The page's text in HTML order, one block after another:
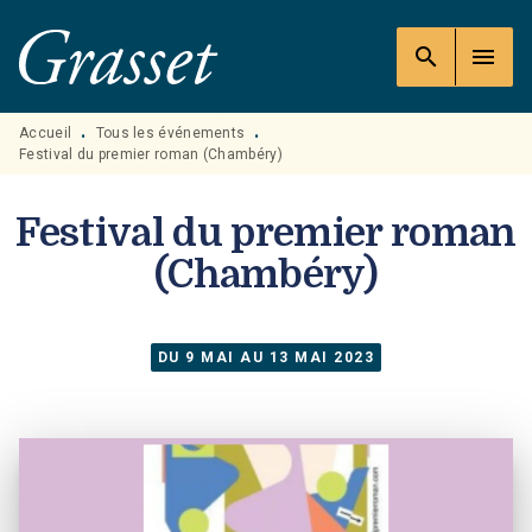
MENU RECHERCHE
PIED DE PAGE
search menu
Accueil • Tous les événements
•
Festival du premier roman (Chambéry)
Festival du premier roman
(Chambéry)
DU 9 MAI AU 13 MAI 2023